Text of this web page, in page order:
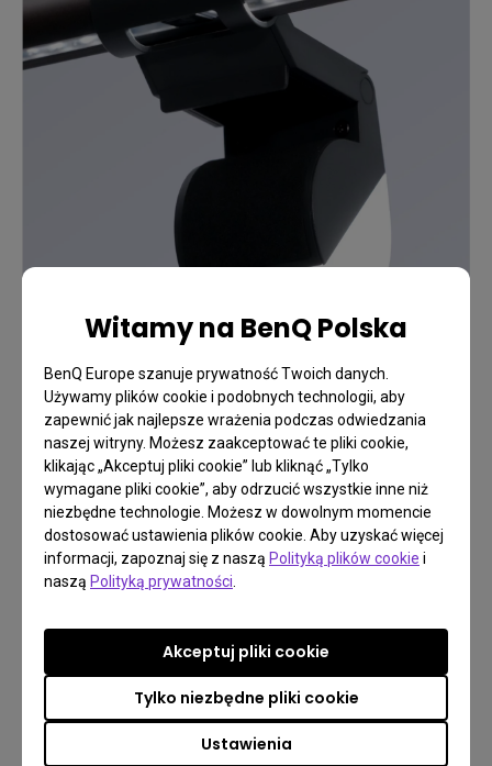
Witamy na BenQ Polska
BenQ Europe szanuje prywatność Twoich danych.
Używamy plików cookie i podobnych technologii, aby
zapewnić jak najlepsze wrażenia podczas odwiedzania
naszej witryny. Możesz zaakceptować te pliki cookie,
klikając „Akceptuj pliki cookie” lub kliknąć „Tylko
wymagane pliki cookie”, aby odrzucić wszystkie inne niż
niezbędne technologie. Możesz w dowolnym momencie
dostosować ustawienia plików cookie. Aby uzyskać więcej
informacji, zapoznaj się z naszą Polityką plików cookie i
naszą Polityką prywatności
Ustawienia
Tylko niezbędne pliki cookie
Akceptuj pliki cookie
FAQ
Masz pytanie?
Dowiedz się więcej